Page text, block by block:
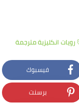
رويات انكليزية مترجمة
فيسبوك
برسنت